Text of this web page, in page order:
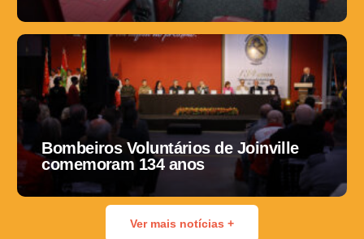
Bombeiros Voluntários de Joinville
comemoram 134 anos
Ver mais notícias +